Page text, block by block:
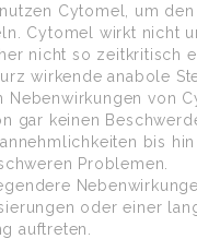
Cytomel, um den
Cytomel wirkt nicht
nicht so zeitkritisch
wirkende anabole
Nebenwirkungen von
gar keinen
bis
Problemen.
oder einer
auftreten.